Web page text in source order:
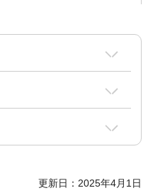
更新日：2025年4月1日